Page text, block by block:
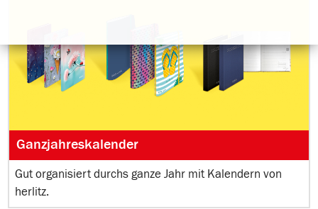
Ganzjahreskalender
Gut organisiert durchs ganze Jahr mit Kalendern von
herlitz.